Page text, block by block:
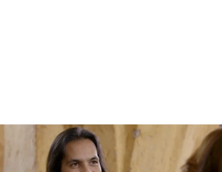
Farruquito ha declarado que siempre que puede
ayuda a su mujer en las tareas del hogar y también